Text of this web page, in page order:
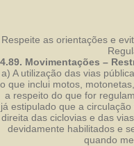
Respeite as orientações e
4.89. Movimentações –
a) A utilização das vias
o que inclui motos,
a respeito do que for
já estipulado que a
direita das ciclovias e das
devidamente habilitados e
quando